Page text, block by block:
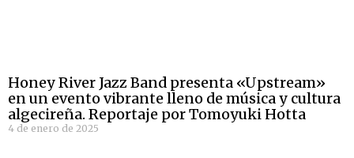
Honey River Jazz Band presenta «Upstream»
en un evento vibrante lleno de música y cultura
algecireña. Reportaje por Tomoyuki Hotta
4 de enero de 2025